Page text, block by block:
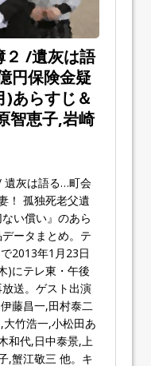
２ /遺灰は語
円保険金疑
)あらすじ＆
智恵子,岩崎
遺灰は語る…町会
！ 孤独死老父遺
い償い』のあら
ータまとめ。テ
2013年1月23日
)にテレ東・午後
送。ゲスト出演
藤昌一,田村泰二
竹浩一,小松田あ
和代,日中泰景,上
,蟹江敬三 他。キ